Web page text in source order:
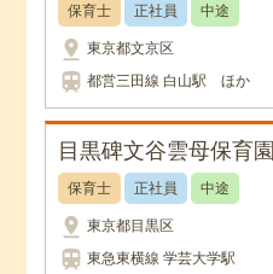
保育士 正社員 中途
pin_drop 東京都文京区
train 都営三田線 白山駅 ほか
目黒碑文谷雲母保育園
保育士 正社員 中途
pin_drop 東京都目黒区
train 東急東横線 学芸大学駅